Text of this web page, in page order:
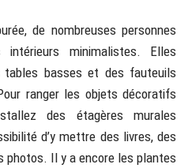
de nombreuses personnes
intérieurs minimalistes. Elles
basses et des fauteuils
ranger les objets décoratifs
des étagères murales
d’y mettre des livres, des
photos. Il y a encore les plantes